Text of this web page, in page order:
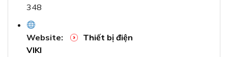
348
Website:
Thiết bị điện
VIKI